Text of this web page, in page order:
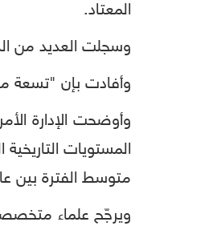
المعتاد.
وسجلت العديد من
وأفادت بإن "تسعة من أصل عشرة أسخن
متوسط الفترة بين عام 1981
ويرجّح علماء